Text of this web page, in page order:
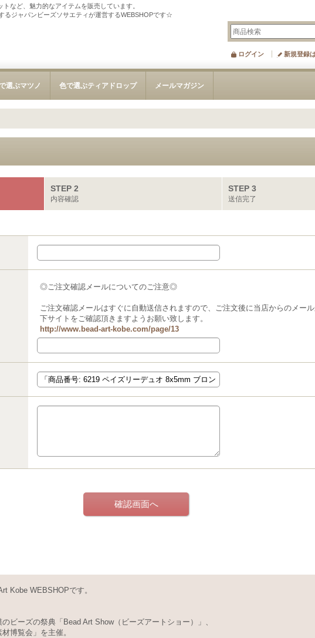
など、魅力的なアイテムを販売しています。
るジャパンビーズソサエティが運営するWEBSHOPです☆
ログイン 新規登録
選ぶマツノ 色で選ぶティアドロップ メールマガジン
STEP 2
内容確認
STEP 3
送信完了
◎ご注文確認メールについてのご注意◎
ご注文確認メールはすぐに自動送信されますので、ご注文後に当店からのメー
下サイトをご確認頂きますようお願い致します。
http://www.bead-art-kobe.com/page/13
Kobe WEBSHOPです。
ビーズの祭典「Bead Art Show（ビーズアートショー）」、
博覧会」を主催。